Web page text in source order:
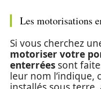
Les motorisations
Si vous cherchez
motoriser votre
enterrées sont
leur nom l’indique,